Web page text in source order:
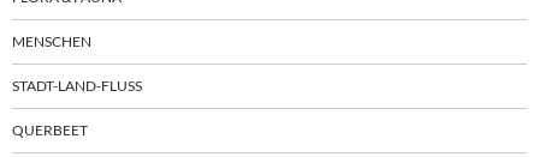
MENSCHEN
STADT-LAND-FLUSS
QUERBEET